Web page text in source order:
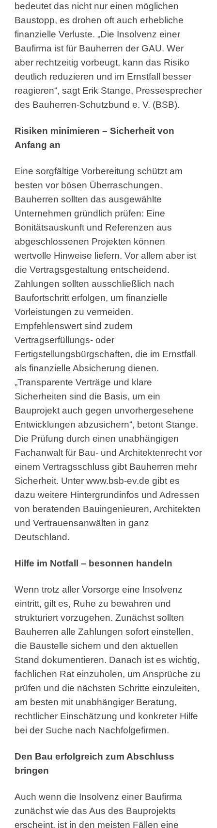
bedeutet das nicht nur einen möglichen
Baustopp, es drohen oft auch erhebliche
finanzielle Verluste. „Die Insolvenz einer
Baufirma ist für Bauherren der GAU. Wer
aber rechtzeitig vorbeugt, kann das Risiko
deutlich reduzieren und im Ernstfall besser
reagieren“, sagt Erik Stange, Pressesprecher
des Bauherren-Schutzbund e. V. (BSB).
Risiken minimieren – Sicherheit von
Anfang an
Eine sorgfältige Vorbereitung schützt am
besten vor bösen Überraschungen.
Bauherren sollten das ausgewählte
Unternehmen gründlich prüfen: Eine
Bonitätsauskunft und Referenzen aus
abgeschlossenen Projekten können
wertvolle Hinweise liefern. Vor allem aber ist
die Vertragsgestaltung entscheidend.
Zahlungen sollten ausschließlich nach
Baufortschritt erfolgen, um finanzielle
Vorleistungen zu vermeiden.
Empfehlenswert sind zudem
Vertragserfüllungs- oder
Fertigstellungsbürgschaften, die im Ernstfall
als finanzielle Absicherung dienen.
„Transparente Verträge und klare
Sicherheiten sind die Basis, um ein
Bauprojekt auch gegen unvorhergesehene
Entwicklungen abzusichern“, betont Stange.
Die Prüfung durch einen unabhängigen
Fachanwalt für Bau- und Architektenrecht vor
einem Vertragsschluss gibt Bauherren mehr
Sicherheit. Unter www.bsb-ev.de gibt es
dazu weitere Hintergrundinfos und Adressen
von beratenden Bauingenieuren, Architekten
und Vertrauensanwälten in ganz
Deutschland.
Hilfe im Notfall – besonnen handeln
Wenn trotz aller Vorsorge eine Insolvenz
eintritt, gilt es, Ruhe zu bewahren und
strukturiert vorzugehen. Zunächst sollten
Bauherren alle Zahlungen sofort einstellen,
die Baustelle sichern und den aktuellen
Stand dokumentieren. Danach ist es wichtig,
fachlichen Rat einzuholen, um Ansprüche zu
prüfen und die nächsten Schritte einzuleiten,
am besten mit unabhängiger Beratung,
rechtlicher Einschätzung und konkreter Hilfe
bei der Suche nach Nachfolgefirmen.
Den Bau erfolgreich zum Abschluss
bringen
Auch wenn die Insolvenz einer Baufirma
zunächst wie das Aus des Bauprojekts
erscheint, ist in den meisten Fällen eine